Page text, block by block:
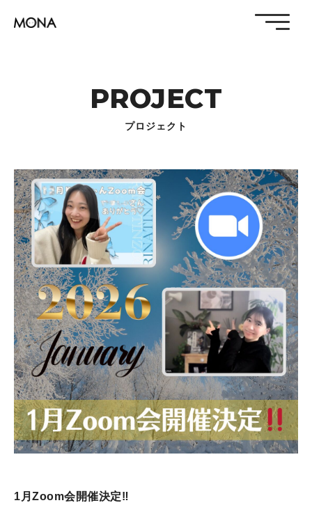
PROJECT
プロジェクト
1月Zoom会開催決定‼️